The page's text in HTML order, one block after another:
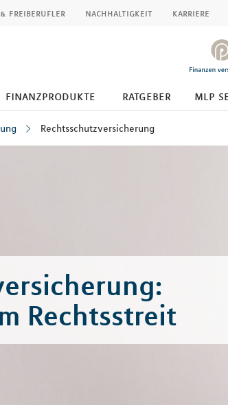
freiberufler nachhaltigkeit karriere
finanzprodukte ratgeber mlp
Rechtsschutzversicherung
Rechtsstreit